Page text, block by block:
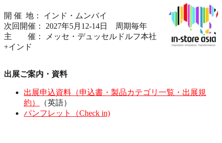
開 催 地： インド・ムンバイ
次回開催： 2027年5月12-14日 周期毎年
主 催： メッセ・デュッセルドルフ本社
+インド
出展ご案内・資料
出展申込資料（申込書・製品カテゴリ一覧・出展規
約）
（英語）
パンフレット（Check in)